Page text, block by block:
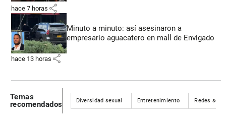
hace 7 horas share
Minuto a minuto: así asesinaron a
empresario aguacatero en mall de Envigado
hace 13 horas share
Temas
recomendados
Diversidad sexual Entretenimiento Redes